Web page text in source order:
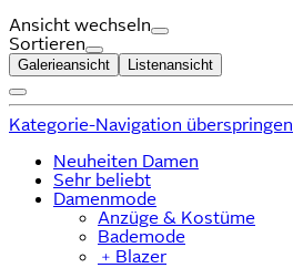
Ansicht wechseln
Sortieren
Galerieansicht Listenansicht
Kategorie-Navigation überspringen
Neuheiten Damen
Sehr beliebt
Damenmode
Anzüge & Kostüme
Bademode
﹢ Blazer